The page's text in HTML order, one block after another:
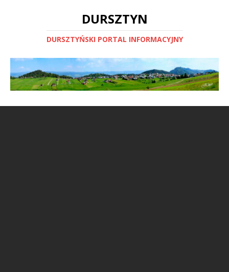
DURSZTYN
DURSZTYŃSKI PORTAL INFORMACYJNY